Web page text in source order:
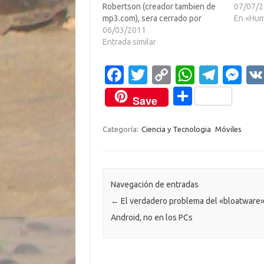
Robertson (creador tambien de
mp3.com), sera cerrado por
Google.Y porque pongo #fail
para Twitter aqui? Pues porque
no es necesario pues existe
Google Voice, pero el problema
es…
06/03/2011
Entrada similar
no se
Parece
07/07/
En
Fa
c
e
b
k
T
w
it
te
C
o
p
y
k
W
h
at
s
p
T
el
e
gr
M
Save
C
m
ti
r
Categoría: Ciencia y Tecnologia Móviles
Navegación de entradas
← El verdadero problema del
Android, no en los PCs